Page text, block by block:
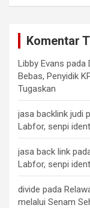
Komentar
Libby Evans pada
Bebas, Penyidik
Tugaskan
jasa backlink judi
Labfor, senpi
jasa back link
Labfor, senpi
divide pada
melalui Senam